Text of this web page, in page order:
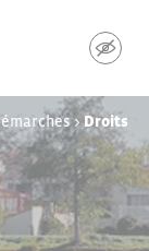
>Droits